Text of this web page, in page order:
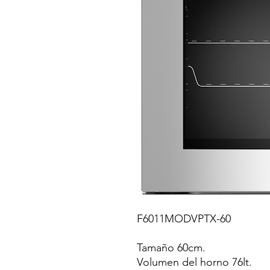
F6011MODVPTX-60
Tamaño 60cm.
Volumen del horno 76lt.